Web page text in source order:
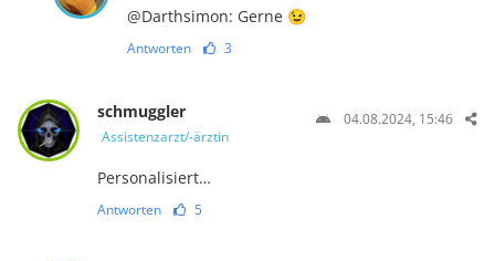
@Darthsimon: Gerne 😉
Antworten 3
schmuggler
Assistenzarzt/-ärztin
04.08.2024, 15:46
Personalisiert…
Antworten 5